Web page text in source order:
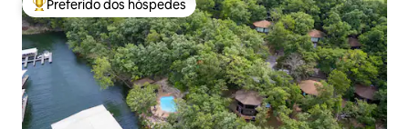
Entre os melhores preferidos dos hóspedes
Preferido dos hóspedes